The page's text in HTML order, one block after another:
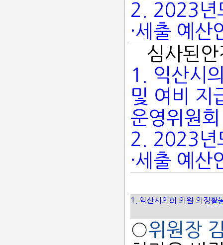
2. 2023년
·세출 예산
심사된안
1. 익산시
및 여비 지
운영위원
2. 2023년
·세출 예산
1. 익산시의회 의원 의정활
○위원장